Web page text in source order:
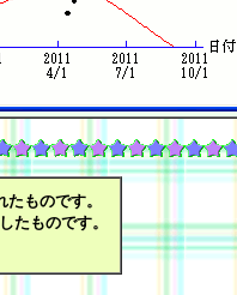
たものです。
たものです。